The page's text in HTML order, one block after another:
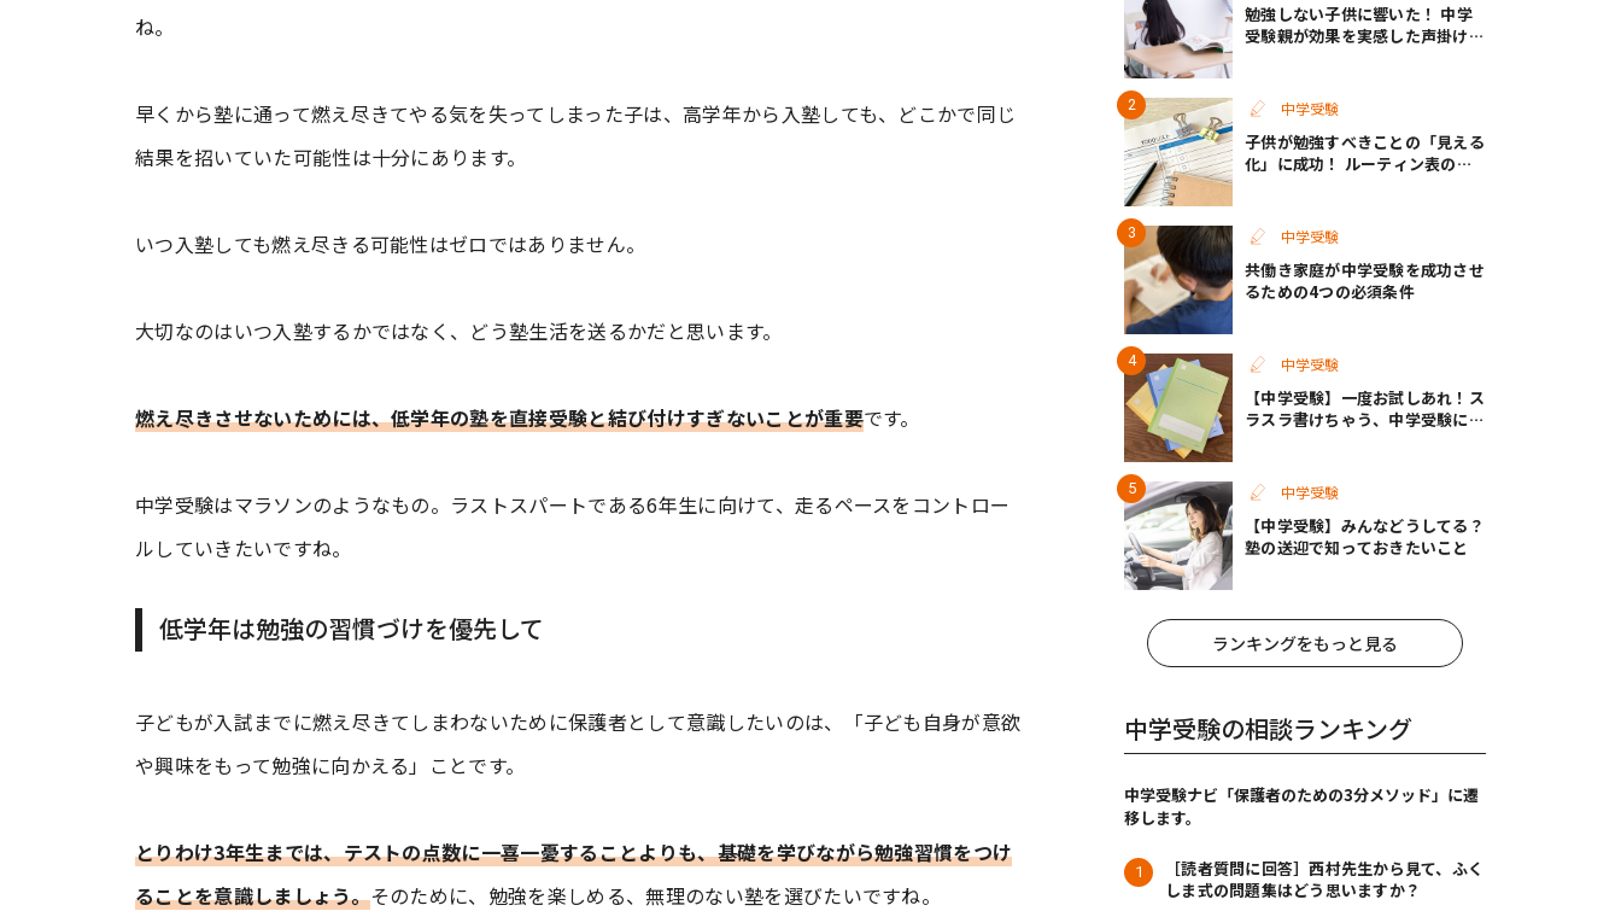
ね。
早くから塾に通って燃え尽きてやる気を失ってしまった子は、高学年から入塾しても、どこかで同じ
結果を招いていた可能性は十分にあります。
いつ入塾しても燃え尽きる可能性はゼロではありません。
大切なのはいつ入塾するかではなく、どう塾生活を送るかだと思います。
燃え尽きさせないためには、低学年の塾を直接受験と結び付けすぎないことが重要です。
中学受験はマラソンのようなもの。ラストスパートである6年生に向けて、走るペースをコントロー
ルしていきたいですね。
低学年は勉強の習慣づけを優先して
子どもが入試までに燃え尽きてしまわないために保護者として意識したいのは、「子ども自身が意欲
や興味をもって勉強に向かえる」ことです。
とりわけ3年生までは、テストの点数に一喜一憂することよりも、基礎を学びながら勉強習慣をつけ
ることを意識しましょう。そのために、勉強を楽しめる、無理のない塾を選びたいですね。
勉強しない子供に響いた！ 中学
受験親が効果を実感した声掛けと
中学受験
子供が勉強すべきことの「見える
化」に成功！ ルーティン表の実
中学受験
共働き家庭が中学受験を成功させ
るための4つの必須条件
中学受験
【中学受験】一度お試しあれ！ス
ラスラ書けちゃう、中学受験に向
中学受験
【中学受験】みんなどうしてる？
塾の送迎で知っておきたいこと
ランキングをもっと見る
中学受験の相談ランキング
中学受験ナビ「保護者のための3分メソッド」に遷
移します。
［読者質問に回答］西村先生から見て、ふく
しま式の問題集はどう思いますか？